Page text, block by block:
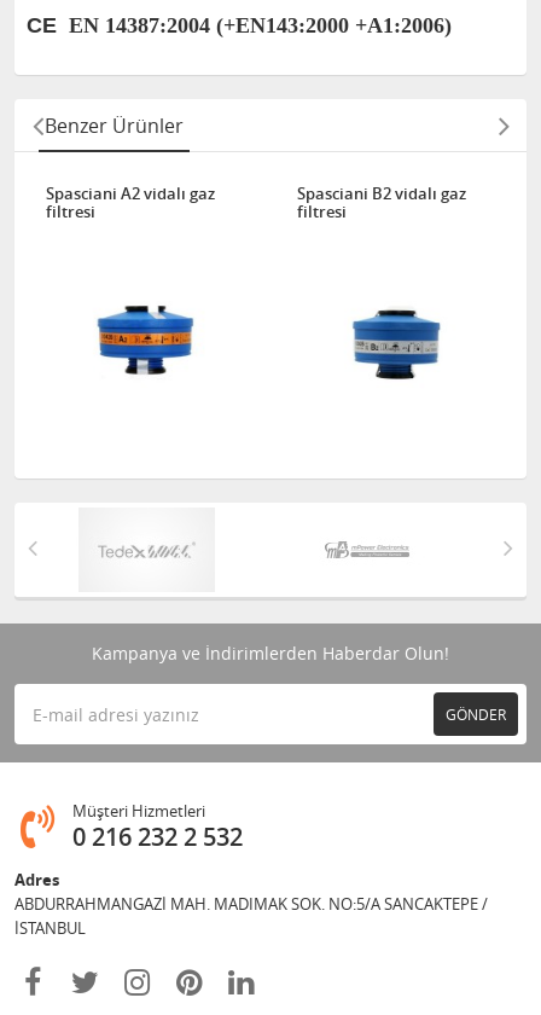
CE EN 14387:2004 (+EN143:2000 +A1:2006)
Benzer Ürünler
Spasciani A2 vidalı gaz
filtresi
Spasciani B2 vidalı gaz
filtresi
Kampanya ve İndirimlerden Haberdar Olun!
GÖNDER
Müşteri Hizmetleri
0 216 232 2 532
Adres
ABDURRAHMANGAZİ MAH. MADIMAK SOK. NO:5/A SANCAKTEPE /
İSTANBUL